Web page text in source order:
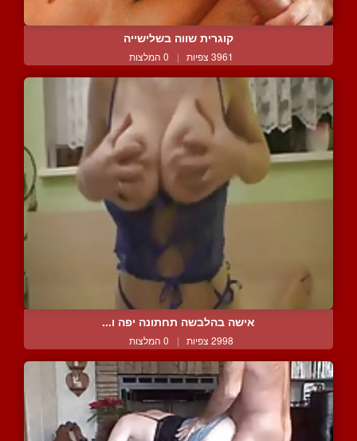
קוגרית שווה בשלישייה
3961 צפיות | 0 המלצות
אישה בהלבשה תחתונה יפה ו...
2998 צפיות | 0 המלצות